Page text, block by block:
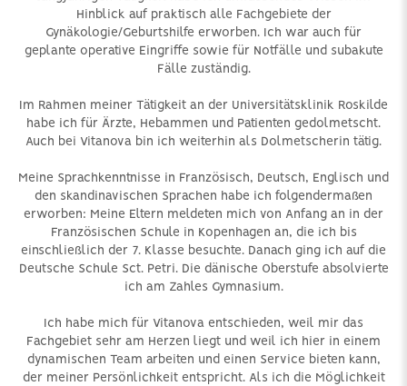
Hinblick auf praktisch alle Fachgebiete der
Gynäkologie/Geburtshilfe erworben. Ich war auch für
geplante operative Eingriffe sowie für Notfälle und subakute
Fälle zuständig.
Im Rahmen meiner Tätigkeit an der Universitätsklinik Roskilde
habe ich für Ärzte, Hebammen und Patienten gedolmetscht.
Auch bei Vitanova bin ich weiterhin als Dolmetscherin tätig.
Meine Sprachkenntnisse in Französisch, Deutsch, Englisch und
den skandinavischen Sprachen habe ich folgendermaßen
erworben: Meine Eltern meldeten mich von Anfang an in der
Französischen Schule in Kopenhagen an, die ich bis
einschließlich der 7. Klasse besuchte. Danach ging ich auf die
Deutsche Schule Sct. Petri. Die dänische Oberstufe absolvierte
ich am Zahles Gymnasium.
Ich habe mich für Vitanova entschieden, weil mir das
Fachgebiet sehr am Herzen liegt und weil ich hier in einem
dynamischen Team arbeiten und einen Service bieten kann,
der meiner Persönlichkeit entspricht. Als ich die Möglichkeit